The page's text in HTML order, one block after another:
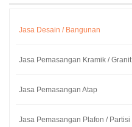
Jasa Desain / Bangunan
Jasa Pemasangan Kramik / Granit
Jasa Pemasangan Atap
Jasa Pemasangan Plafon / Partisi